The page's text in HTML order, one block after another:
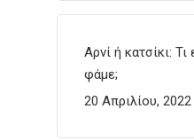
Αρνί ή κατσίκι: Τι
φάμε;
20 Απριλίου, 2022